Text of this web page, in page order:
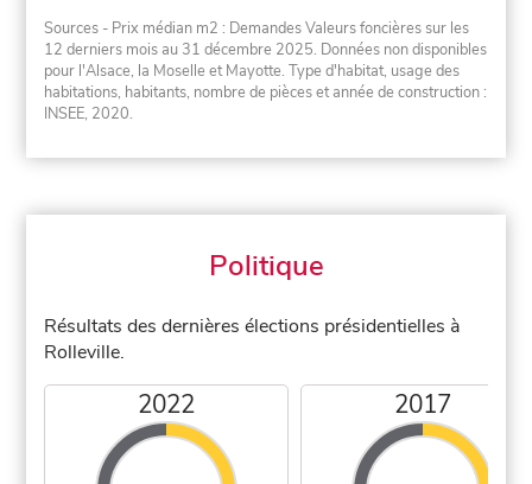
Sources - Prix médian m2 : Demandes Valeurs foncières sur les
12 derniers mois au 31 décembre 2025. Données non disponibles
pour l'Alsace, la Moselle et Mayotte. Type d'habitat, usage des
habitations, habitants, nombre de pièces et année de construction :
INSEE, 2020.
Politique
Résultats des dernières élections présidentielles à
Rolleville.
2022 2017